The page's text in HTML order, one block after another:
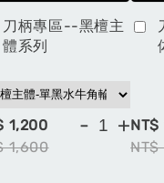
刀柄專區--黑檀主
體系列
1,200
1,600
- +NT$
NT$